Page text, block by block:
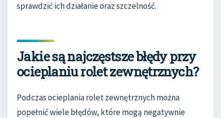
sprawdzić ich działanie oraz szczelność.
Jakie są najczęstsze błędy przy
ocieplaniu rolet zewnętrznych?
Podczas ocieplania rolet zewnętrznych można
popełnić wiele błędów, które mogą negatywnie